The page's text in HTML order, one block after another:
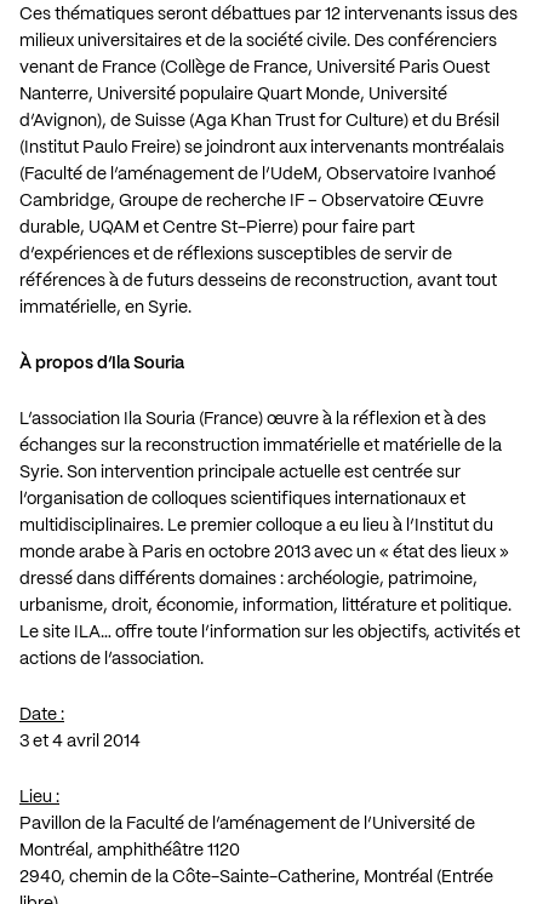
Ces thématiques seront débattues par 12 intervenants issus des
milieux universitaires et de la société civile. Des conférenciers
venant de France (Collège de France, Université Paris Ouest
Nanterre, Université populaire Quart Monde, Université
d’Avignon), de Suisse (Aga Khan Trust for Culture) et du Brésil
(Institut Paulo Freire) se joindront aux intervenants montréalais
(Faculté de l’aménagement de l’UdeM, Observatoire Ivanhoé
Cambridge, Groupe de recherche IF – Observatoire Œuvre
durable, UQAM et Centre St-Pierre) pour faire part
d’expériences et de réflexions susceptibles de servir de
références à de futurs desseins de reconstruction, avant tout
immatérielle, en Syrie.
À propos d’Ila Souria
L’association Ila Souria (France) œuvre à la réflexion et à des
échanges sur la reconstruction immatérielle et matérielle de la
Syrie. Son intervention principale actuelle est centrée sur
l’organisation de colloques scientifiques internationaux et
multidisciplinaires. Le premier colloque a eu lieu à l’Institut du
monde arabe à Paris en octobre 2013 avec un « état des lieux »
dressé dans différents domaines : archéologie, patrimoine,
urbanisme, droit, économie, information, littérature et politique.
Le site ILA… offre toute l’information sur les objectifs, activités et
actions de l’association.
Date :
3 et 4 avril 2014
Lieu :
Pavillon de la Faculté de l’aménagement de l’Université de
Montréal, amphithéâtre 1120
2940, chemin de la Côte-Sainte-Catherine, Montréal (Entrée